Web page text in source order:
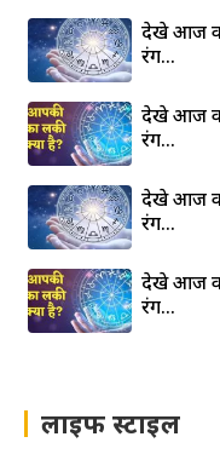
देखे आज
रंग…
देखे आज
रंग…
देखे आज
रंग…
देखे आज
रंग…
लाइफ स्टाइल